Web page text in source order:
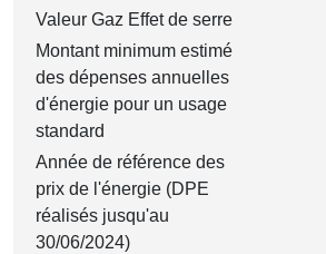
Valeur Gaz Effet de serre
Montant minimum estimé
des dépenses annuelles
d'énergie pour un usage
standard
Année de référence des
prix de l'énergie (DPE
réalisés jusqu'au
30/06/2024)